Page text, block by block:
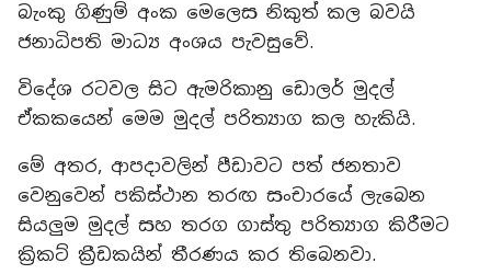
බැංකු ගිණුම් අංක මෙලෙස නිකුත් කල බවයි
ජනාධිපති මාධ්‍ය අංශය පැවසුවේ.
විදේශ රටවල සිට ඇමරිකානු ඩොලර් මුදල්
ඒකකයෙන් මෙම මුදල් පරිත්‍යාග කල හැකියි.
මේ අතර, ආපදාවලින් පීඩාවට පත් ජනතාව
වෙනුවෙන් පකිස්ථාන තරඟ සංචාරයේ ලැබෙන
සියලුම මුදල් සහ තරග ගාස්තු පරිත්‍යාග කිරීමට
ක්‍රිකට් ක්‍රීඩකයින් තීරණය කර තිබෙනවා.